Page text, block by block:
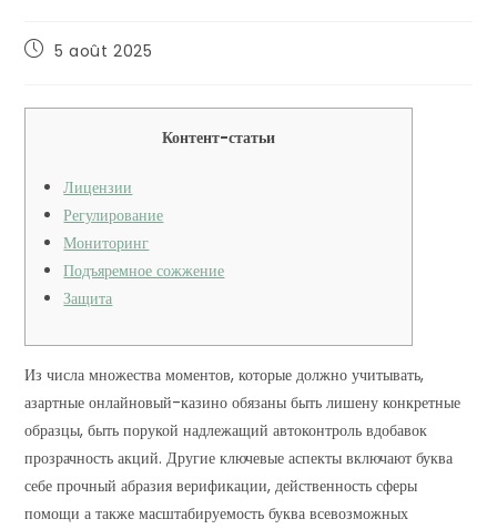
5 août 2025
Контент-статьи
Лицензии
Регулирование
Мониторинг
Подъяремное сожжение
Защита
Из числа множества моментов, которые должно учитывать,
азартные онлайновый-казино обязаны быть лишену конкретные
образцы, быть порукой надлежащий автоконтроль вдобавок
прозрачность акций. Другие ключевые аспекты включают буква
себе прочный абразия верификации, действенность сферы
помощи а также масштабируемость буква всевозможных